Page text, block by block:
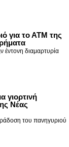
για το ΑΤΜ της
έντονη διαμαρτυρία
γιορτινή
Νέας
του πανηγυριού